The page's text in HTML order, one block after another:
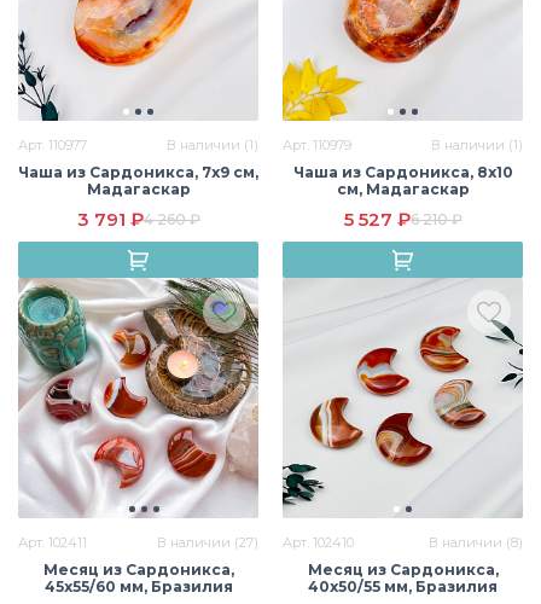
Арт. 110977 В наличии (1)
Чаша из Сардоникса, 7х9 см,
Мадагаскар
3 791 ₽4 260 ₽
Арт. 110979 В наличии (1)
Чаша из Сардоникса, 8х10
см, Мадагаскар
5 527 ₽6 210 ₽
Арт. 102411 В наличии (27)
Месяц из Сардоникса,
45х55/60 мм, Бразилия
Арт. 102410 В наличии (8)
Месяц из Сардоникса,
40х50/55 мм, Бразилия